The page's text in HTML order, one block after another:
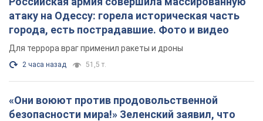
атаку на Одессу: горела историческая часть
города, есть пострадавшие. Фото и видео
Для террора враг применил ракеты и дроны
2 часа назад 51,5 т.
«Они воюют против продовольственной
безопасности мира!» Зеленский заявил, что